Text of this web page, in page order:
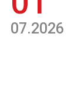
07.2026